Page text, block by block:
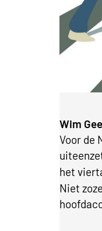
Wim
Voor de
het
Niet